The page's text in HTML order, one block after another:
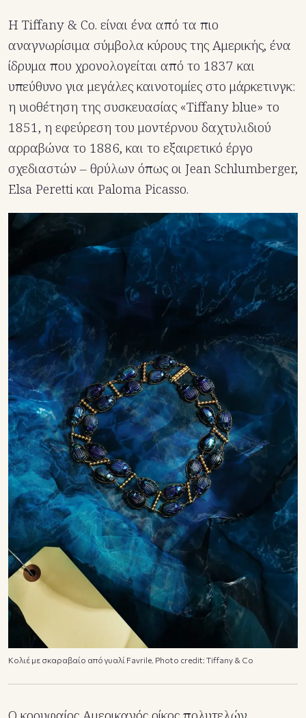
Η Tiffany & Co. είναι ένα από τα πιο
αναγνωρίσιμα σύμβολα κύρους της Αμερικής, ένα
ίδρυμα που χρονολογείται από το 1837 και
υπεύθυνο για μεγάλες καινοτομίες στο μάρκετινγκ:
η υιοθέτηση της συσκευασίας «Tiffany blue» το
1851, η εφεύρεση του μοντέρνου δαχτυλιδιού
αρραβώνα το 1886, και το εξαιρετικό έργο
σχεδιαστών – θρύλων όπως οι Jean Schlumberger,
Elsa Peretti και Paloma Picasso.
Κολιέ με σκαραβαίο από γυαλί Favrile. Photo credit: Tiffany & Co